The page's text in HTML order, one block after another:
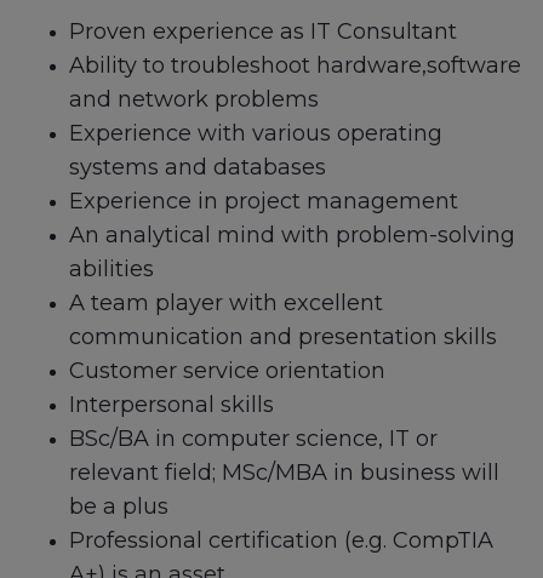
Proven experience as IT Consultant
Ability to troubleshoot hardware,software
and network problems
Experience with various operating
systems and databases
Experience in project management
An analytical mind with problem-solving
abilities
A team player with excellent
communication and presentation skills
Customer service orientation
Interpersonal skills
BSc/BA in computer science, IT or
relevant field; MSc/MBA in business will
be a plus
Professional certification (e.g. CompTIA